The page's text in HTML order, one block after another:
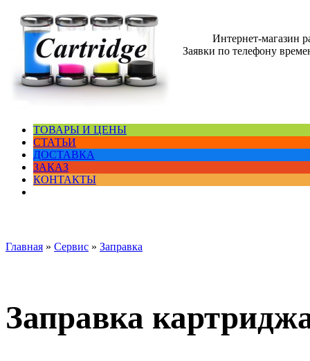
Интернет-магазин
Заявки по телефону
ТОВАРЫ И ЦЕНЫ
СТАТЬИ
ДОСТАВКА
ЗАКАЗ
КОНТАКТЫ
Главная » Сервис » Заправка
Заправка